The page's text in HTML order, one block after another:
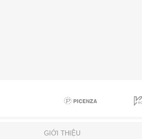
GIỚI THIỆU